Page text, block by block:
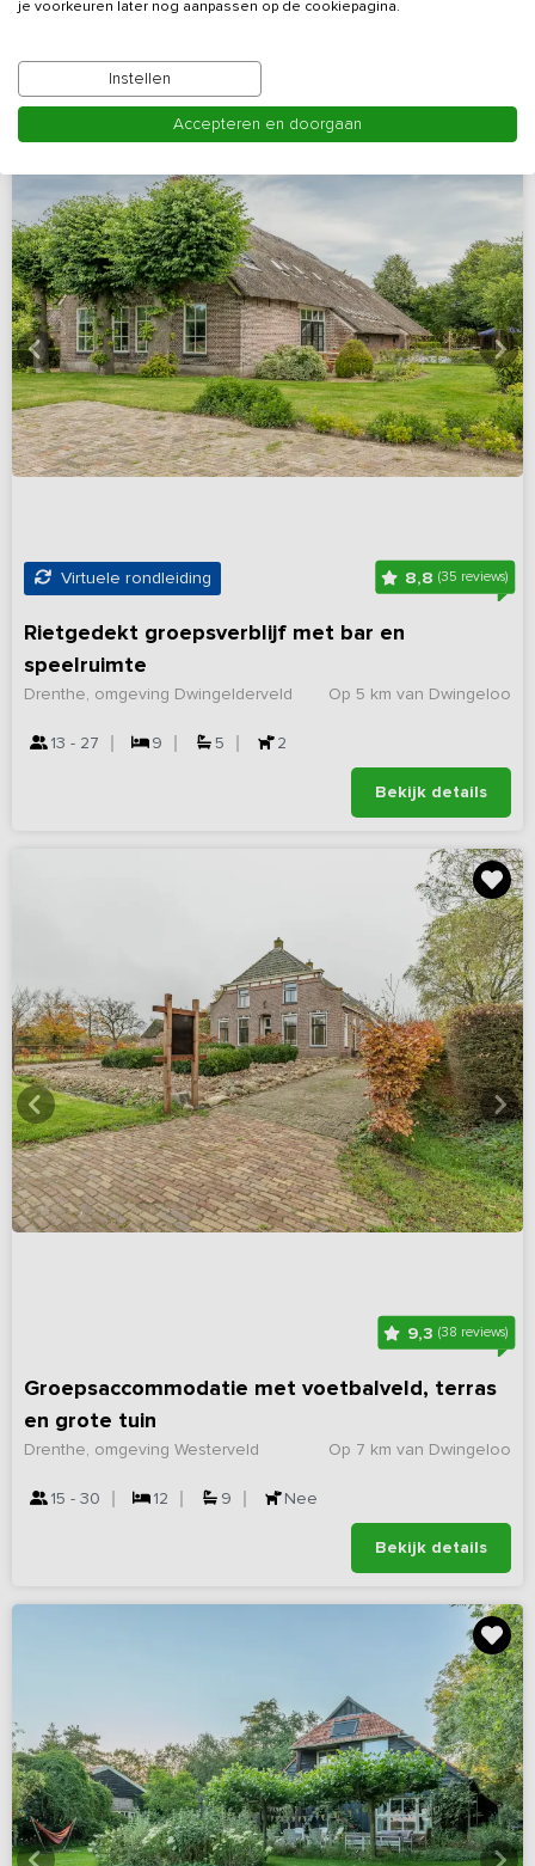
Virtuele rondleiding 8,8 (35 reviews)
Rietgedekt groepsverblijf met bar en
speelruimte
Op 5 km van Dwingeloo
Drenthe, omgeving Dwingelderveld
13 - 27 9 5 2
Bekijk details
9,3 (38 reviews)
Groepsaccommodatie met voetbalveld, terras
en grote tuin
Op 7 km van Dwingeloo
Drenthe, omgeving Westerveld
15 - 30 12 9 Nee
Bekijk details
je voorkeuren later nog aanpassen op de cookiepagina.
Instellen
Accepteren en doorgaan